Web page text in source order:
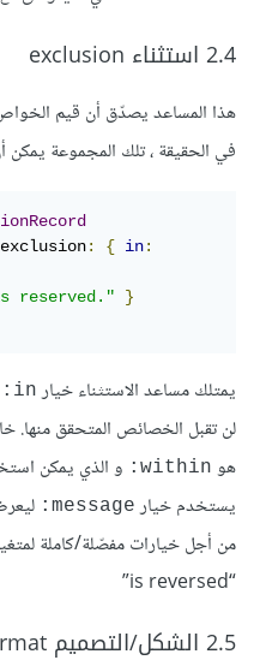
2.4 استثناء exclusion
هذا المساعد يصدّق أن قيم
في الحقيقة ، تلك المجموعة يمكن
exclusion: { in:
reserved."
}
يمتلك مساعد الاستثناء خيار in:
لن تقبل الخصائص المتحقق منها.
هو within:
و الذي يمكن
يستخدم خيار message:
من أجل خيارات مفصّلة/كاملة
“is reversed”
2.5 الشكل/التصميم format